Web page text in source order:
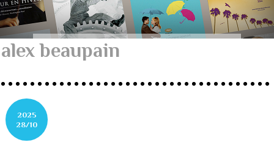
alex beaupain
2025
28/10